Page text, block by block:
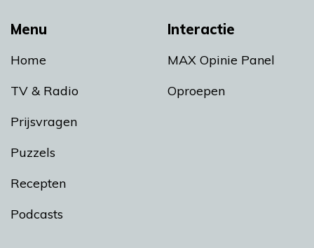
Menu
Home
TV & Radio
Prijsvragen
Puzzels
Recepten
Podcasts
Interactie
MAX Opinie Panel
Oproepen